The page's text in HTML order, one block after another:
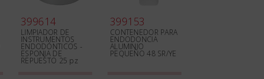
399614
LIMPIADOR DE
INSTRUMENTOS
ENDODÓNTICOS -
ESPONJA DE
REPUESTO 25 pz
399153
CONTENEDOR PARA
ENDODONCIA
ALUMINIO
PEQUEÑO 48 SR/YE